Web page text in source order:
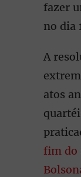
fazer
no dia
A
atos
fim do